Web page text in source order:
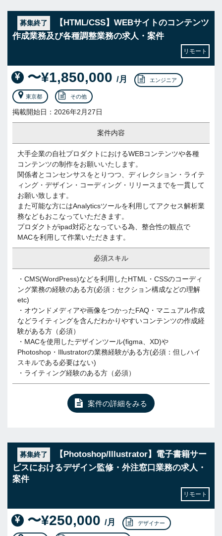
募集終了
【HTML/CSS】WEBサイトのコンテンツ
作成業務及び各種調整業務の求人・案件
リモート
〜¥1,850,000 /月 エンジニア
東京都 その他
掲載開始日：2026年2月27日
案件内容
大手企業の自社プロダクトにおけるWEBコンテンツや各種
コンテンツの制作をお願いいたします。
関係者とコンセンサスをとりつつ、ディレクション・ライテ
ィング・デザイン・コーディング・リリースまでを一貫して
お願い致します。
また可能な方にはAnalyticsツールを利用してアクセス解析業
務などもおこなっていただきます。
プロダクトがipad対応となっている為、整合性の観点で
MACを利用して作業いただきます。
必須スキル
・CMS(WordPress)などを利用したHTML・CSSのコーディ
ング業務の経験のある方(必須：セクション構成などの理解
etc)
・オウンドメディアや画像をつかったFAQ・マニュアル作成
などライティングを含んだわかりやすいコンテンツの作成経
験がある方（必須）
・MACを使用したデザインツール(figma、XD)や
Photoshop・Illustratorの業務経験がある方(必須：但しハイ
スキルである必要はない)
・ライティング経験のある方（必須）
案件の詳細をみる
募集終了
【Photoshop/Illustrator】電子書籍サー
ビスにおけるデザイン監修・外注窓口業務の求人・
案件
リモート
〜¥250,000 /月 デザイナー